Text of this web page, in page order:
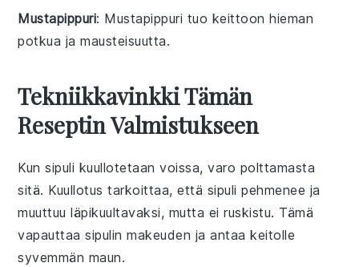
Mustapippuri: Mustapippuri tuo keittoon hieman
potkua ja mausteisuutta.
Tekniikkavinkki Tämän
Reseptin Valmistukseen
Kunsipuli kuullotetaanvoissa, varo polttamasta
sitä. Kuullotus tarkoittaa, että sipuli pehmenee ja
muuttuu läpikuultavaksi, mutta ei ruskistu. Tämä
vapauttaa sipulin makeuden ja antaa keitolle
syvemmän maun.